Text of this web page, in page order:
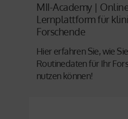
MII-Academy |
Lernplattform für
Forschende
Hier erfahren Sie, wie
Routinedaten für Ihr
nutzen können!